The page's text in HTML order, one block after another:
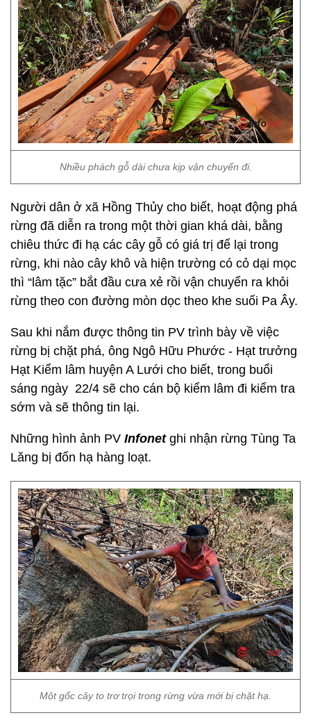
Nhiều phách gỗ dài chưa kịp vận chuyển đi.
Người dân ở xã Hồng Thủy cho biết, hoạt động phá
rừng đã diễn ra trong một thời gian khá dài, bằng
chiêu thức đi hạ các cây gỗ có giá trị để lại trong
rừng, khi nào cây khô và hiện trường có cỏ dại mọc
thì “lâm tặc” bắt đầu cưa xẻ rồi vận chuyển ra khỏi
rừng theo con đường mòn dọc theo khe suối Pa Ây.
Sau khi nắm được thông tin PV trình bày về việc
rừng bị chặt phá, ông Ngô Hữu Phước - Hạt trưởng
Hạt Kiểm lâm huyện A Lưới cho biết, trong buổi
sáng ngày 22/4 sẽ cho cán bộ kiểm lâm đi kiểm tra
sớm và sẽ thông tin lại.
Những hình ảnh PV Infonetghi nhận rừng Tùng Ta
Lăng bị đốn hạ hàng loạt.
Một gốc cây to trơ trọi trong rừng vừa mới bị chặt hạ.